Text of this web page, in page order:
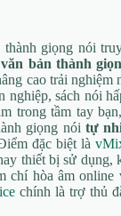
giọng nói
bản thành
cao trải
sách nói
trong tầm tay
giọng nói tự
đặc biệt là
thiết bị sử
chí hòa âm
chính là trợ thủ